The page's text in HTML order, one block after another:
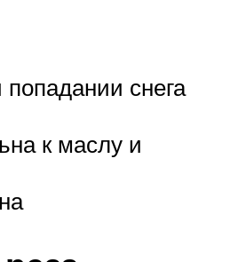
попадании снега
к маслу и